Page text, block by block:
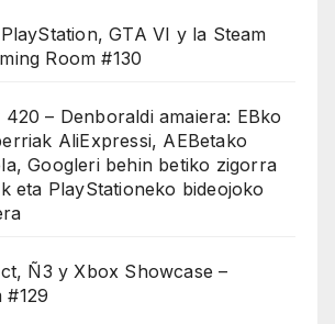
GTA VI y la Steam
Room #130
– Denboraldi amaiera: EBko
AliExpressi, AEBetako
Googleri behin betiko zigorra
eta PlayStationeko bideojoko
Ñ3 y Xbox Showcase –
#129